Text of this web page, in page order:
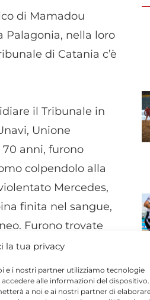
la tua privacy
e i nostri partner utilizziamo tecnologie
alle informazioni del
a noi e ai nostri partner di
di Mamadou
Palagonia, nella loro
di Catania c’è
il Tribunale in
Unione
70 anni, furono
colpendolo alla
Mercedes,
finita nel sangue,
Furono trovate
in un borsone,
e abiti di Vincenzo